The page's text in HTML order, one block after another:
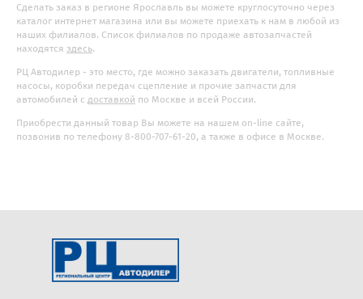
Сделать заказ в регионе Ярославль вы можете круглосуточно через
каталог интернет магазина или вы можете приехать к нам в любой из
наших филиалов. Список филиалов по продаже автозапчастей
находятся здесь.
РЦ Автодилер - это место, где можно заказать двигатели, топливные
насосы, коробки передач сцепление и прочие запчасти для
автомобилей с доставкой по Москве и всей России.
Приобрести данный товар Вы можете на нашем on-line сайте,
позвонив по телефону 8-800-707-61-20, а также в офисе в Москве.